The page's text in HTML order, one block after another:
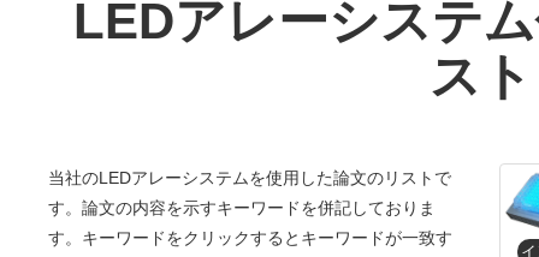
LEDアレーシステ
スト
当社のLEDアレーシステムを使用した論文のリストで
す。論文の内容を示すキーワードを併記しておりま
す。キーワードをクリックするとキーワードが一致す